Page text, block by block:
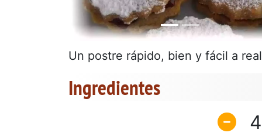
Un postre rápido, bien y fácil a
Ingredientes
4